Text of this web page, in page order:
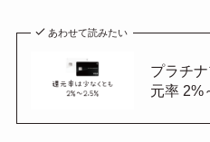
あわせて読みたい
プラチ
元率 2%